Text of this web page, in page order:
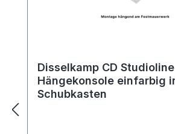
Disselkamp CD Studioline
Hängekonsole einfarbig
Schubkasten